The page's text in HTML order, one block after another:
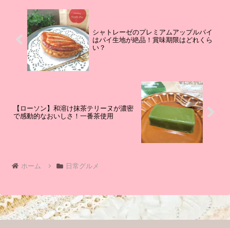
シャトレーゼのプレミアムアップルパイ
はパイ生地が絶品！賞味期限はどれくら
い？
【ローソン】和溶け抹茶テリーヌが濃密
で感動的なおいしさ！一番茶使用
ホーム 日常グルメ